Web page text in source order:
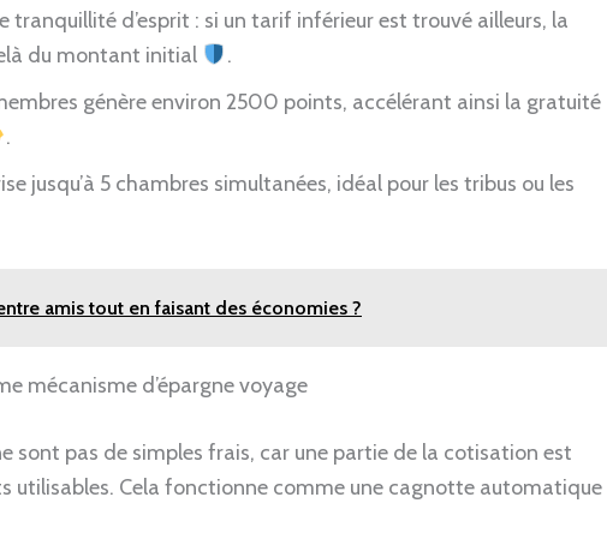
tranquillité d’esprit : si un tarif inférieur est trouvé ailleurs, la
du montant initial
.
génère environ 2500 points, accélérant ainsi la gratuité
.
jusqu’à 5 chambres simultanées, idéal pour les tribus ou les
amis tout en faisant des économies ?
mécanisme d’épargne voyage
sont pas de simples frais, car une partie de la cotisation est
utilisables. Cela fonctionne comme une cagnotte automatique